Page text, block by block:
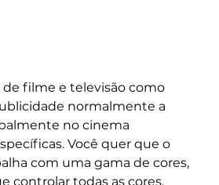
filme e televisão como
normalmente a
no cinema
Você quer que o
com uma gama de cores,
controlar todas as cores,